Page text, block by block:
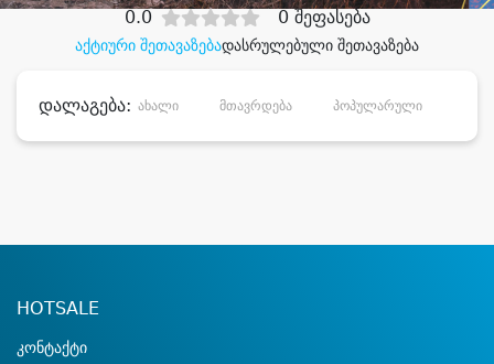
აქტიური შეთავაზებადასრულებული შეთავაზება
0.0 0 შეფასება
დალაგება: ახალი მთავრდება პოპულარული
HOTSALE
კონტაქტი